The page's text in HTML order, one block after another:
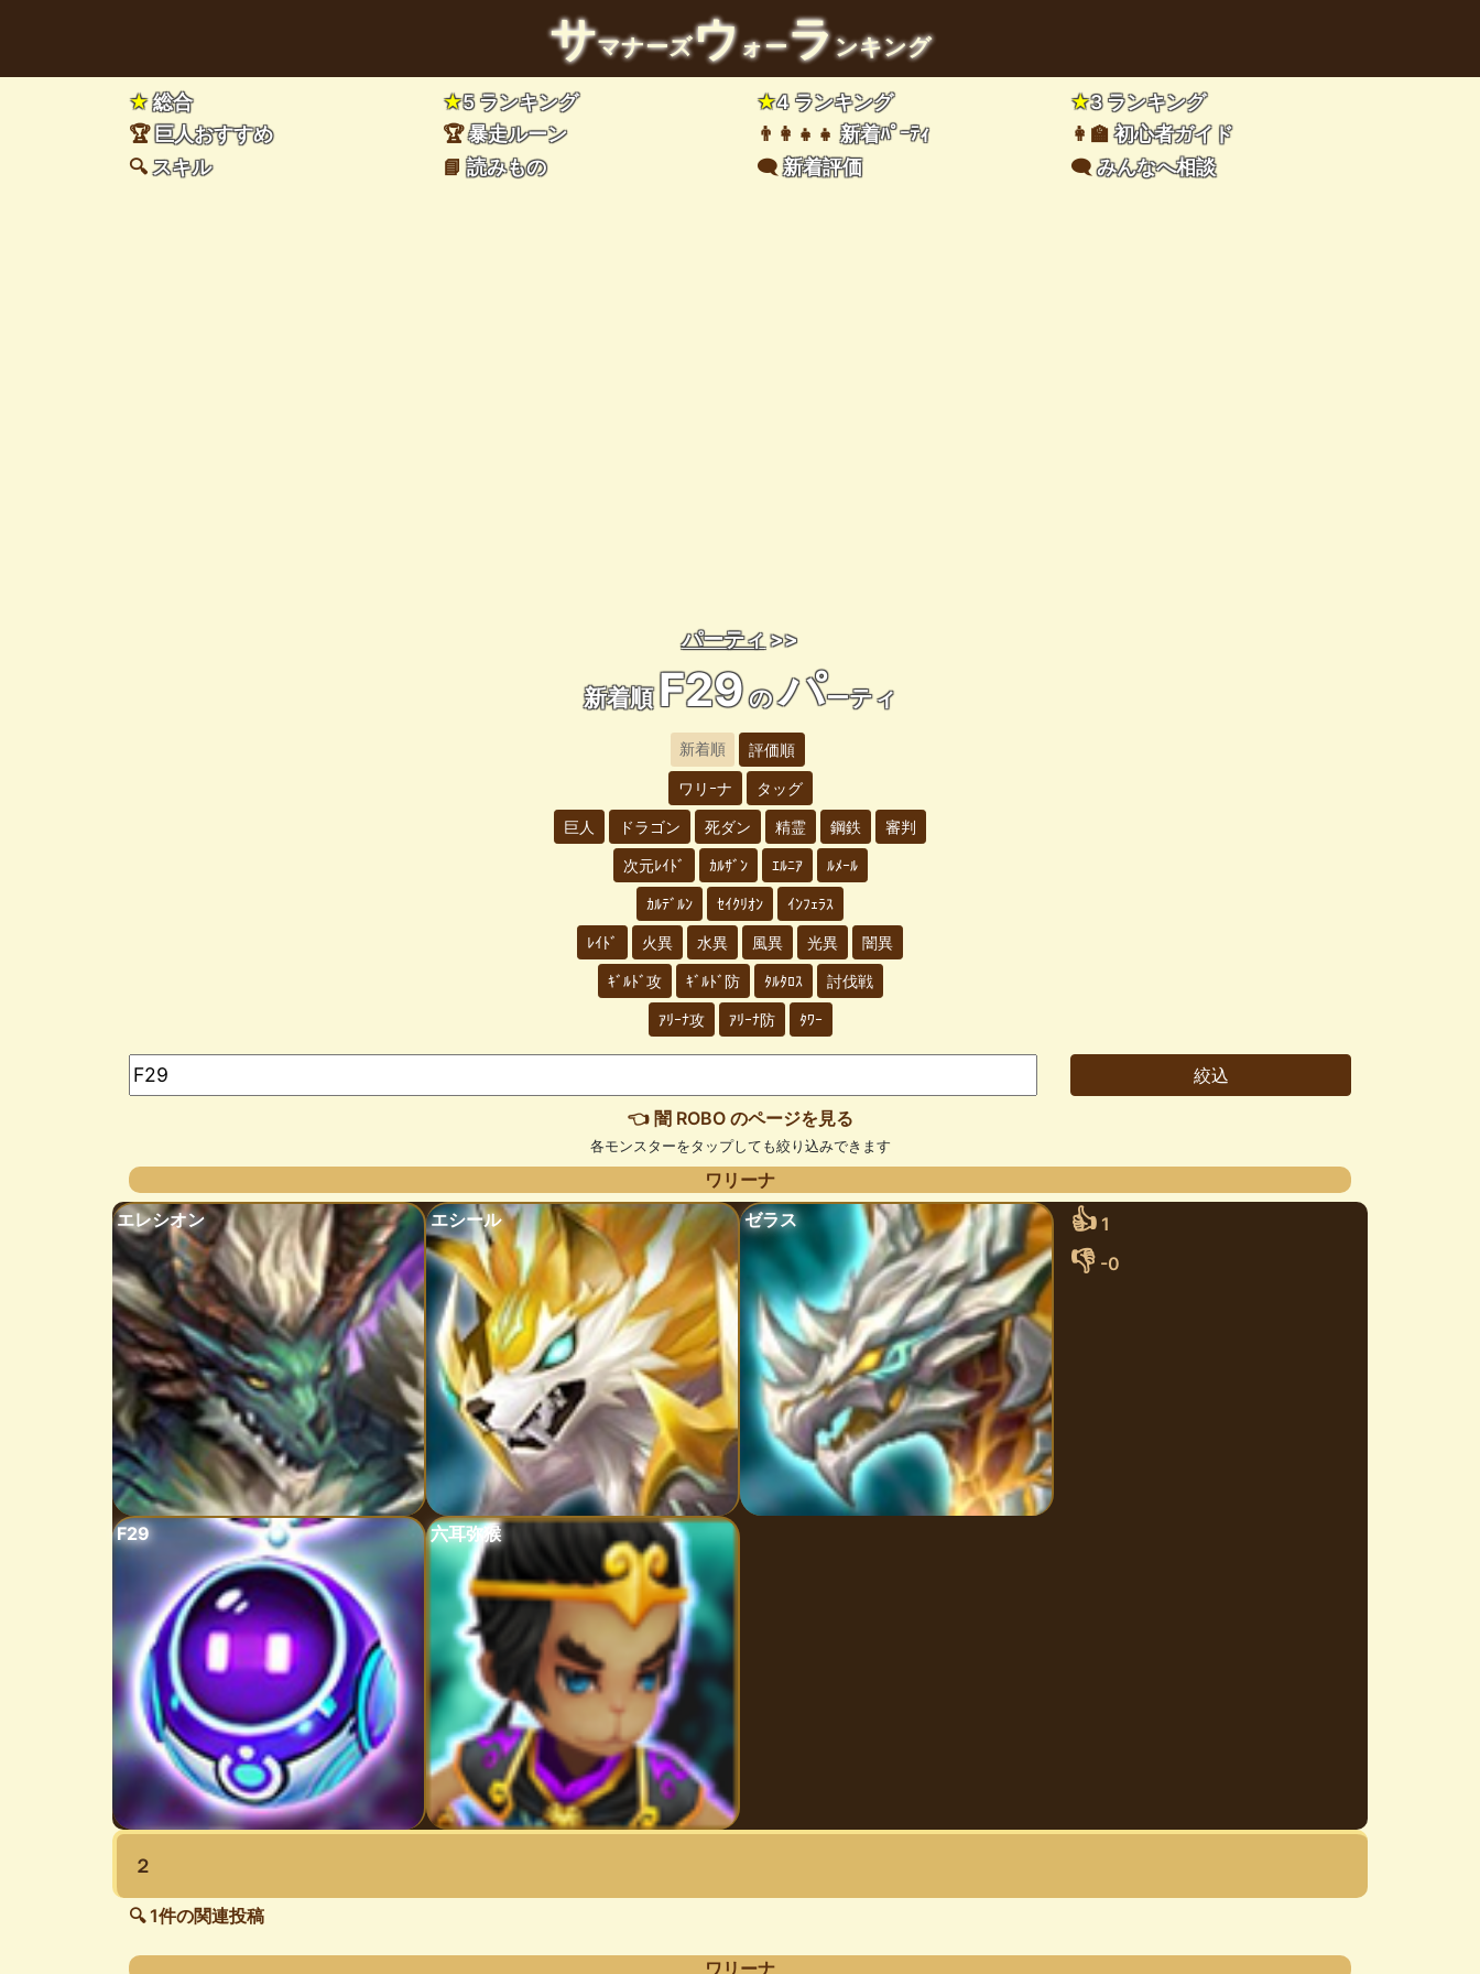
サマナーズウォーランキング
★総合 ★5 ランキング ★4 ランキング ★3 ランキング
🏆 巨人おすすめ 🏆暴走ルーン 👨‍👩‍👧‍👧新着ﾊﾟｰﾃｨ 👩‍🏫初心者ガイド
🔍スキル 📘読みもの 🗨️新着評価 🗨️みんなへ相談
パーティ >>
新着順F29のパーティ
新着順 評価順
ワリｰナ タッグ
巨人 ドラゴン 死ダン 精霊 鋼鉄 審判
次元ﾚｲﾄﾞ ｶﾙｻﾞﾝ ｴﾙﾆｱ ﾙﾒｰﾙ
ｶﾙﾃﾞﾙﾝ ｾｲｸﾘｵﾝ ｲﾝﾌｪﾗｽ
ﾚｲﾄﾞ 火異 水異 風異 光異 闇異
ｷﾞﾙﾄﾞ攻 ｷﾞﾙﾄﾞ防 ﾀﾙﾀﾛｽ 討伐戦
ｱﾘｰﾅ攻 ｱﾘｰﾅ防 ﾀﾜｰ
👈 闇 ROBO のページを見る
各モンスターをタップしても絞り込みできます
ワリーナ
エレシオン
エシール ゼラス 👍 1
👎 -0
F29 六耳弥猴
２
🔍 1件の関連投稿
ワリーナ